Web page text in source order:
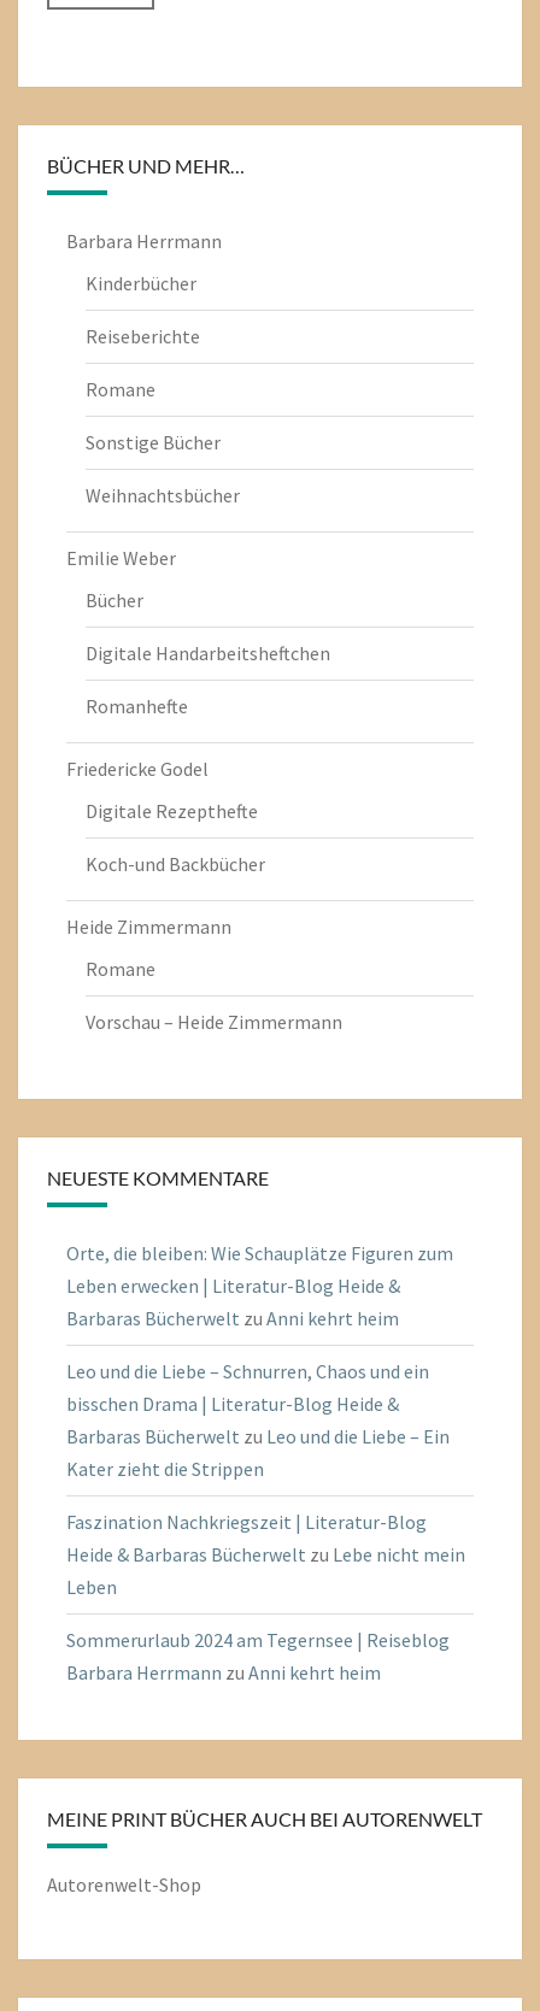
BÜCHER UND MEHR…
Barbara Herrmann
Kinderbücher
Reiseberichte
Romane
Sonstige Bücher
Weihnachtsbücher
Emilie Weber
Bücher
Digitale Handarbeitsheftchen
Romanhefte
Friedericke Godel
Digitale Rezepthefte
Koch-und Backbücher
Heide Zimmermann
Romane
Vorschau – Heide Zimmermann
NEUESTE KOMMENTARE
Orte, die bleiben: Wie Schauplätze Figuren zum
Leben erwecken | Literatur-Blog Heide &
Barbaras Bücherwelt zu Anni kehrt heim
Leo und die Liebe – Schnurren, Chaos und ein
bisschen Drama | Literatur-Blog Heide &
Barbaras Bücherwelt zu Leo und die Liebe – Ein
Kater zieht die Strippen
Faszination Nachkriegszeit | Literatur-Blog
Heide & Barbaras Bücherwelt zu Lebe nicht mein
Leben
Sommerurlaub 2024 am Tegernsee | Reiseblog
Barbara Herrmann zu Anni kehrt heim
MEINE PRINT BÜCHER AUCH BEI AUTORENWELT
Autorenwelt-Shop